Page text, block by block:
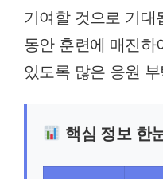
기여할 것으로 기대
동안 훈련에 매진하
있도록 많은 응원
핵심 정보 한